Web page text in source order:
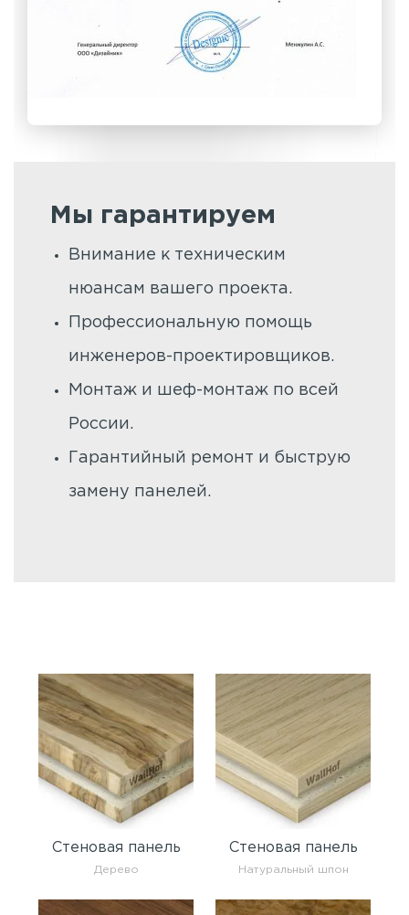
Мы гарантируем
Внимание к техническим
нюансам вашего проекта.
Профессиональную помощь
инженеров-проектировщиков.
Монтаж и шеф-монтаж по всей
России.
Гарантийный ремонт и быструю
замену панелей.
Стеновая панель
Дерево
Стеновая панель
Натуральный шпон